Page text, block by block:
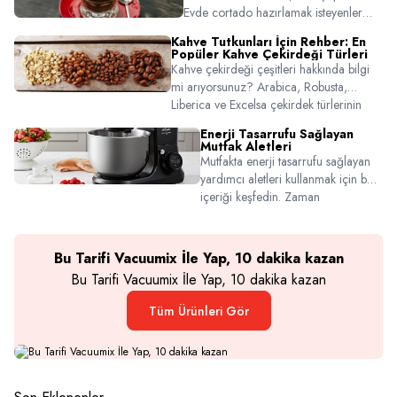
Evde cortado hazırlamak isteyenler
önerilerine kadar detaylı rehber.
Cortado tarifi için tıklayın!
Kahve Tutkunları İçin Rehber: En
Popüler Kahve Çekirdeği Türleri
Kahve çekirdeği çeşitleri hakkında bilgi
mi arıyorsunuz? Arabica, Robusta,
Liberica ve Excelsa çekirdek türlerinin
zevkine uygun olduklarını keşfedin.
Enerji Tasarrufu Sağlayan
Mutfak Aletleri
Mutfakta enerji tasarrufu sağlayan
yardımcı aletleri kullanmak için bu
içeriği keşfedin. Zaman
Bu Tarifi Vacuumix İle Yap, 10 dakika kazan
Bu Tarifi Vacuumix İle Yap, 10 dakika kazan
Tüm Ürünleri Gör